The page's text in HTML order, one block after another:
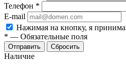
Телефон *
E-mail
Нажимая на кнопку, я
* — Обязательные поля
Отправить Сбросить
Наличие